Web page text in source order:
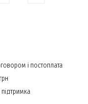
і постоплата